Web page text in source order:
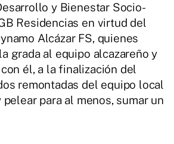
y Bienestar Socio-
Residencias en virtud del
Alcázar FS, quienes
grada al equipo alcazareño y
él, a la finalización del
remontadas del equipo local
para al menos, sumar un